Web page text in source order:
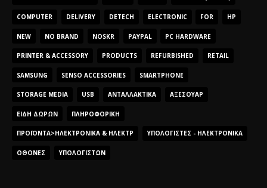
COMPUTER DELIVERY DETECH ELECTRONIC FOR HP
NEW NO BRAND NOSKR PAYPAL PC HARDWARE
PRINTER & ACCESSORY PRODUCTS REFURBISHED RETAIL
SAMSUNG SENSO ACCESSORIES SMARTPHONE
STORAGE MEDIA USB ΑΝΤΑΛΛΑΚΤΙΚΆ ΑΞΕΣΟΥΆΡ
ΕΊΔΗ ΔΏΡΩΝ ΠΛΗΡΟΦΟΡΙΚΉ
ΠΡΟΪΌΝΤΑ>ΗΛΕΚΤΡΟΝΙΚΆ & ΗΛΕΚΤΡ ΥΠΟΛΟΓΙΣΤΈΣ - ΗΛΕΚΤΡΟΝΙΚΆ
ΟΘΌΝΕΣ ΥΠΟΛΟΓΙΣΤΏΝ